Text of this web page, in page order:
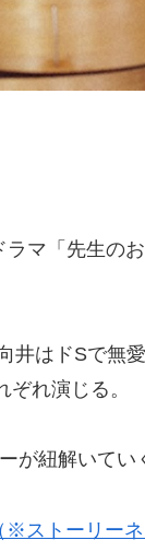
マ「先生の
はドSで無
れ演じる。
が紐解いてい
※ストーリーネ